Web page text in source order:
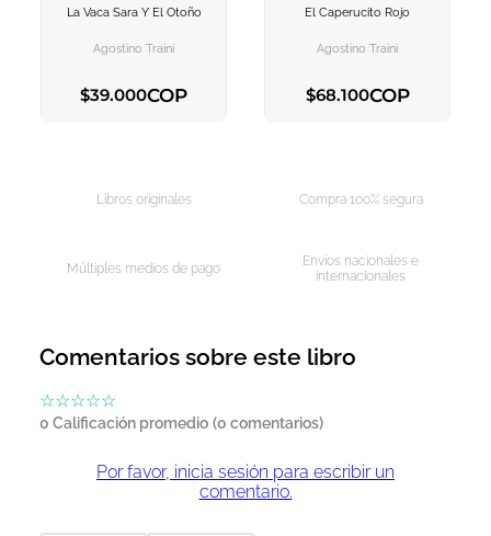
La Vaca Sara Y El Otoño
Agostino Traini
$39.000COP
El Caperucito Rojo
Agostino Traini
$68.100COP
Libros originales Compra 100% segura
Múltiples medios de pago
Envíos nacionales e
internacionales
Comentarios sobre este libro
☆☆☆☆☆
0 Calificación promedio (0 comentarios)
Por favor, inicia sesión para escribir un
comentario.